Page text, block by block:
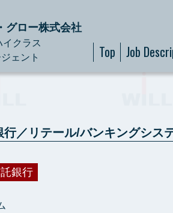
グロー株式会社
イクラス
ェント
Top Job
行／リテール/バンキングシス
銀行